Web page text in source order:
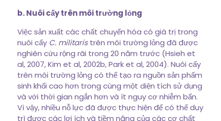
b. Nuôi cấy trên môi trường lỏng
Việc sản xuất các chất chuyển hóa có giá trị trong
nuôi cấy C. militaristrên môi trường lỏng đã được
nghiên cứu rộng rãi trong 20 năm trước (Hsieh et
al, 2007, Kim et al, 2002b, Park et al, 2004). Nuôi cấy
trên môi trường lỏng có thể tạo ra nguồn sản phẩm
sinh khối cao hơn trong cùng một diện tích sử dụng
và với thời gian ngắn hơn và ít nguy cơ nhiễm bẩn.
Vì vậy, nhiều nỗ lực đã được thực hiện để có thể duy
trì được các lợi ích và tiềm năng của các cơ chất